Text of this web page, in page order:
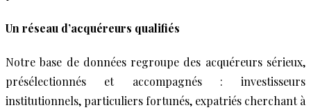
Un réseau d’acquéreurs qualifiés
Notre base de données regroupe des acquéreurs sérieux,
présélectionnés et accompagnés : investisseurs
institutionnels, particuliers fortunés, expatriés cherchant à